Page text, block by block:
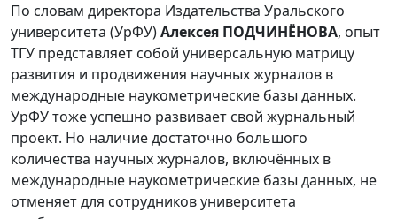
По словам директора Издательства Уральского
университета (УрФУ)Алексея ПОДЧИНЁНОВА, опыт
ТГУ представляет собой универсальную матрицу
развития и продвижения научных журналов в
международные наукометрические базы данных.
УрФУ тоже успешно развивает свой журнальный
проект. Но наличие достаточно большого
количества научных журналов, включённых в
международные наукометрические базы данных, не
отменяет для сотрудников университета